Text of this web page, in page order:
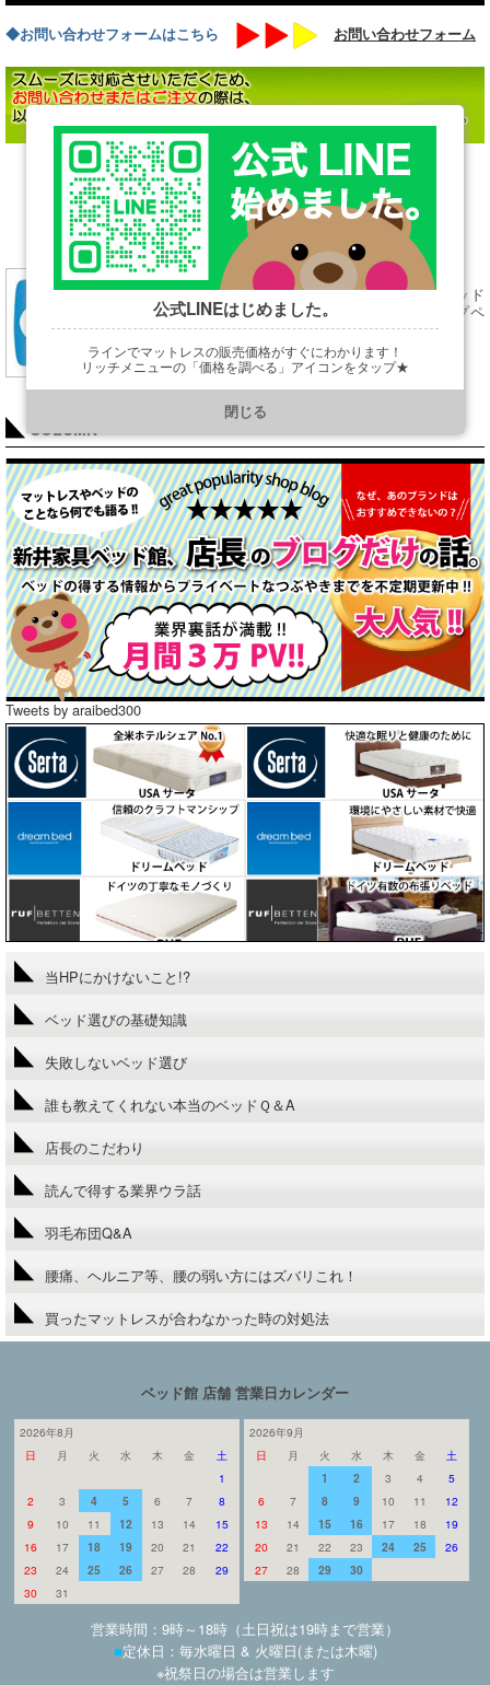
◆お問い合わせフォームはこちら お問い合わせフォーム
・本体サイズ（シングルサイズ、ダブルサイズ・・・など）
・デザイン（DR or N or ST or DC）
・カラー（ナチュラル or ダークブラウン）
←シーリーベッド
フレームトップペ
ージはこちら
COLUMN
Tweets by araibed300
当HPにかけないこと!?
ベッド選びの基礎知識
失敗しないベッド選び
誰も教えてくれない本当のベッドＱ＆A
店長のこだわり
読んで得する業界ウラ話
羽毛布団Q&A
腰痛、ヘルニア等、腰の弱い方にはズバリこれ！
買ったマットレスが合わなかった時の対処法
ベッド館 店舗 営業日カレンダー
2026年8月
日
月 火 水 木 金
土
1
2
3 4 5 6 7
8
9
10 11 12 13 14
15
16
17 18 19 20 21
22
23
24 25 26 27 28
29
30
31
2026年9月
日
月 火 水 木 金
土
1
2 3 4
5
6
7 8 9 10 11
12
13
14 15 16 17 18
19
20
21 22 23 24 25
26
27
28 29 30
営業時間：9時～18時（土日祝は19時まで営業）
■定休日：毎水曜日 & 火曜日(または木曜)
※祝祭日の場合は営業します
公式LINEはじめました。
ラインでマットレスの販売価格がすぐにわかります！
リッチメニューの「価格を調べる」アイコンをタップ★
https://line.me/R/ti/p/@901ptzjz
閉じる